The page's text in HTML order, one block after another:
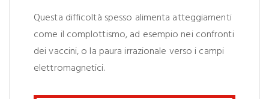
Questa difficoltà spesso alimenta atteggiamenti
come il complottismo, ad esempio nei confronti
dei vaccini, o la paura irrazionale verso i campi
elettromagnetici.